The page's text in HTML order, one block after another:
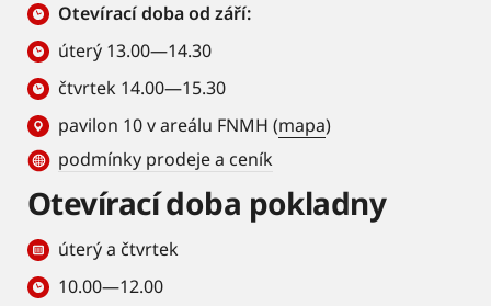
Otevírací doba od září:
úterý 13.00—14.30
čtvrtek 14.00—15.30
pavilon 10 v areálu FNMH (mapa)
podmínky prodeje a ceník
Otevírací doba pokladny
úterý a čtvrtek
10.00—12.00